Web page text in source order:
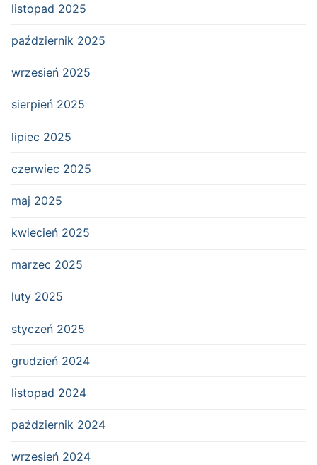
listopad 2025
październik 2025
wrzesień 2025
sierpień 2025
lipiec 2025
czerwiec 2025
maj 2025
kwiecień 2025
marzec 2025
luty 2025
styczeń 2025
grudzień 2024
listopad 2024
październik 2024
wrzesień 2024